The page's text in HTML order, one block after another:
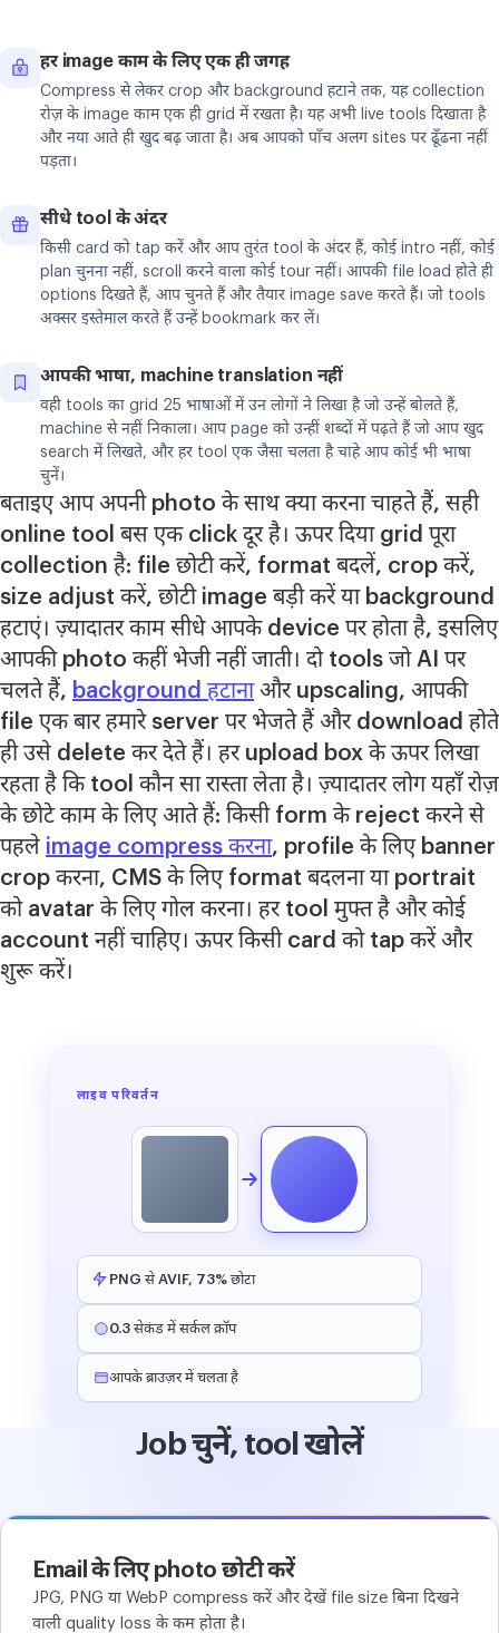
हर image काम के लिए एक ही जगह
Compress से लेकर crop और background हटाने तक, यह collection
रोज़ के image काम एक ही grid में रखता है। यह अभी live tools दिखाता है
और नया आते ही खुद बढ़ जाता है। अब आपको पाँच अलग sites पर ढूँढना नहीं
पड़ता।
सीधे tool के अंदर
किसी card को tap करें और आप तुरंत tool के अंदर हैं, कोई intro नहीं, कोई
plan चुनना नहीं, scroll करने वाला कोई tour नहीं। आपकी file load होते ही
options दिखते हैं, आप चुनते हैं और तैयार image save करते हैं। जो tools
अक्सर इस्तेमाल करते हैं उन्हें bookmark कर लें।
आपकी भाषा, machine translation नहीं
वही tools का grid 25 भाषाओं में उन लोगों ने लिखा है जो उन्हें बोलते हैं,
machine से नहीं निकाला। आप page को उन्हीं शब्दों में पढ़ते हैं जो आप खुद
search में लिखते, और हर tool एक जैसा चलता है चाहे आप कोई भी भाषा
चुनें।
बताइए आप अपनी photo के साथ क्या करना चाहते हैं, सही
online tool बस एक click दूर है। ऊपर दिया grid पूरा
collection है: file छोटी करें, format बदलें, crop करें,
size adjust करें, छोटी image बड़ी करें या background
हटाएं। ज़्यादातर काम सीधे आपके device पर होता है, इसलिए
आपकी photo कहीं भेजी नहीं जाती। दो tools जो AI पर
चलते हैं, background हटानाऔर upscaling, आपकी
file एक बार हमारे server पर भेजते हैं और download होते
ही उसे delete कर देते हैं। हर upload box के ऊपर लिखा
रहता है कि tool कौन सा रास्ता लेता है। ज़्यादातर लोग यहाँ रोज़
के छोटे काम के लिए आते हैं: किसी form के reject करने से
पहले image compress करना, profile के लिए banner
crop करना, CMS के लिए format बदलना या portrait
को avatar के लिए गोल करना। हर tool मुफ्त है और कोई
account नहीं चाहिए। ऊपर किसी card को tap करें और
शुरू करें।
लाइव परिवर्तन
PNG से AVIF, 73% छोटा
0.3 सेकंड में सर्कल क्रॉप
आपके ब्राउज़र में चलता है
Job चुनें, tool खोलें
Email के लिए photo छोटी करें
JPG, PNG या WebP compress करें और देखें file size बिना दिखने
वाली quality loss के कम होता है।